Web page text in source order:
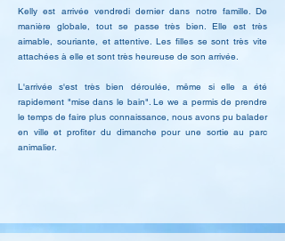
Kelly est arrivée vendredi dernier dans notre famille. De
manière globale, tout se passe très bien. Elle est très
aimable, souriante, et attentive. Les filles se sont très vite
attachées à elle et sont très heureuse de son arrivée.
L'arrivée s'est très bien déroulée, même si elle a été
rapidement "mise dans le bain". Le we a permis de prendre
le temps de faire plus connaissance, nous avons pu balader
en ville et profiter du dimanche pour une sortie au parc
animalier.